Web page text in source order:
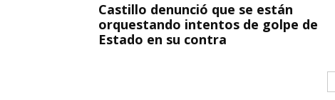
Castillo denunció que se están
orquestando intentos de golpe de
Estado en su contra